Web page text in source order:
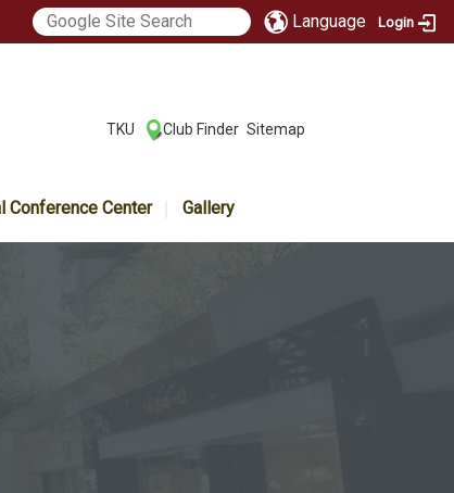
Language Login
TKU Club Finder Sitemap
Conference Center Gallery